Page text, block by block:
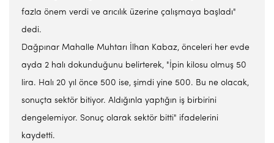
fazla önem verdi ve arıcılık üzerine çalışmaya başladı"
dedi.
Dağpınar Mahalle Muhtarı İlhan Kabaz, önceleri her evde
ayda 2 halı dokunduğunu belirterek, "İpin kilosu olmuş 50
lira. Halı 20 yıl önce 500 ise, şimdi yine 500. Bu ne olacak,
sonuçta sektör bitiyor. Aldığınla yaptığın iş birbirini
dengelemiyor. Sonuç olarak sektör bitti" ifadelerini
kaydetti.